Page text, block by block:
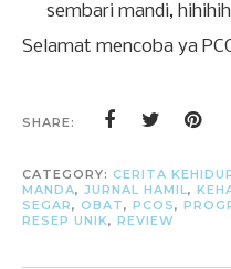
sembari mandi,
Selamat mencoba ya
SHARE:
CATEGORY: CERITA
MANDA, JURNAL HAMIL,
SEGAR, OBAT, PCOS,
RESEP UNIK, REVIEW